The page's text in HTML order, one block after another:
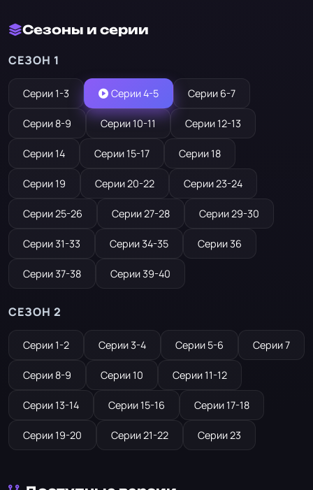
Сезоны и серии
СЕЗОН 1
Серии 1-3 Серии 4-5 Серии 6-7
Серии 8-9 Серии 10-11 Серии 12-13
Серии 14 Серии 15-17 Серии 18
Серии 19 Серии 20-22 Серии 23-24
Серии 25-26 Серии 27-28 Серии 29-30
Серии 31-33 Серии 34-35 Серии 36
Серии 37-38 Серии 39-40
СЕЗОН 2
Серии 1-2 Серии 3-4 Серии 5-6 Серии 7
Серии 8-9 Серии 10 Серии 11-12
Серии 13-14 Серии 15-16 Серии 17-18
Серии 19-20 Серии 21-22 Серии 23